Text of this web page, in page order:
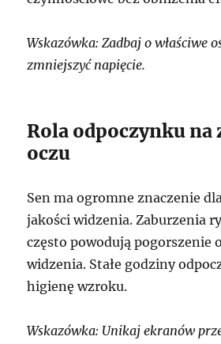
Wskazówka: Zadbaj o właściwe
zmniejszyć napięcie.
Rola odpoczynku na
oczu
Sen ma ogromne znaczenie
jakości widzenia. Zaburzenia
często powodują pogorszenie
widzenia. Stałe godziny
higienę wzroku.
Wskazówka: Unikaj ekranów